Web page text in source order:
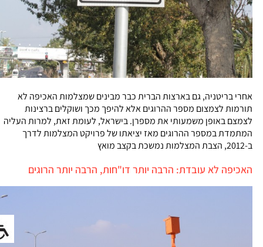
אחרי בריטניה, גם בארצות הברית כבר מבינים שמצלמות האכיפה לא
תורמות לצמצום מספר ההרוגים אלא להיפך מכך ושוקלים ברצינות
לצמצם באופן משמעותי את מספרן. בישראל, לעומת זאת, למרות העליה
המתמדת במספר ההרוגים מאז יציאתו של פרויקט המצלמות לדרך
ב-2012, הצבת המצלמות נמשכת בקצב מואץ
האכיפה לא עובדת: הרבה יותר דו"חות, הרבה יותר הרוגים